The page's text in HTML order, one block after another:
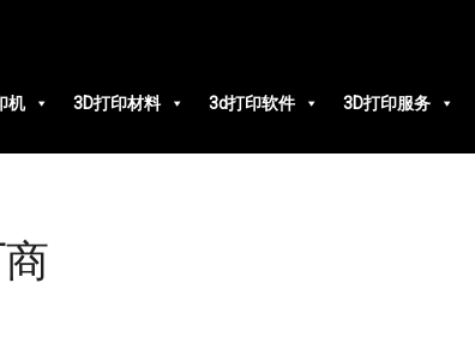
机 3D打印材料 3d打印软件 3D打印服务